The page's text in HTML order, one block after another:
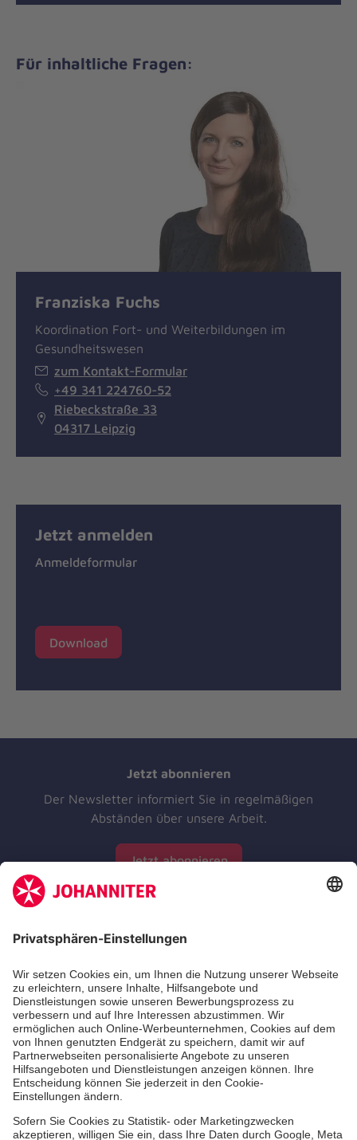
Für inhaltliche Fragen:
Franziska Fuchs
Koordination Fort- und Weiterbildungen im
Gesundheitswesen
zum Kontakt-Formular
+49 341 224760-52
Riebeckstraße 33
04317 Leipzig
Jetzt anmelden
Anmeldeformular
Download
Jetzt abonnieren
Der Newsletter informiert Sie in regelmäßigen
Abständen über unsere Arbeit.
Jetzt abonnieren
Zertifizierung der Johanniter-Unfall-Hilfe e.V.
Die Johanniter GmbH führt das Spendenzertifikat
des Deutschen Spendenrats e.V.